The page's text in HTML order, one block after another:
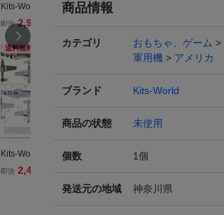
Kits-World(148141)1/48
P-47D Thunderbolt Razor
back 'Squirt II'他用デカー
ル
即決 2,920
送料無料
Kits-World(148056)1/48
P-51D Charles Weaver乗
即決 2,460
キッツワールド 1/48 KW1
送料無料
Kits-World(172049)1/72
n'他用デカール
商品情報
カテゴリ おもちゃ、ゲーム
軍用機
アメリカ
ブランド Kits-World
商品の状態 未使用
個数 1個
発送元の地域 神奈川県